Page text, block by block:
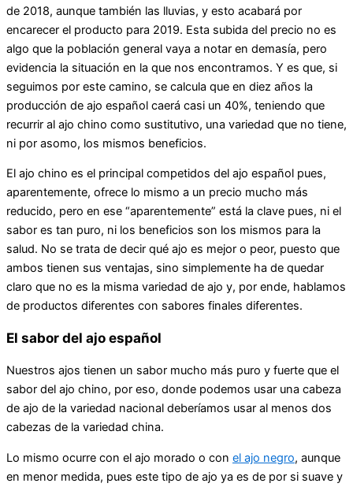
de 2018, aunque también las lluvias, y esto acabará por
encarecer el producto para 2019. Esta subida del precio no es
algo que la población general vaya a notar en demasía, pero
evidencia la situación en la que nos encontramos. Y es que, si
seguimos por este camino, se calcula que en diez años la
producción de ajo español caerá casi un 40%, teniendo que
recurrir al ajo chino como sustitutivo, una variedad que no tiene,
ni por asomo, los mismos beneficios.
El ajo chino es el principal competidos del ajo español pues,
aparentemente, ofrece lo mismo a un precio mucho más
reducido, pero en ese “aparentemente” está la clave pues, ni el
sabor es tan puro, ni los beneficios son los mismos para la
salud. No se trata de decir qué ajo es mejor o peor, puesto que
ambos tienen sus ventajas, sino simplemente ha de quedar
claro que no es la misma variedad de ajo y, por ende, hablamos
de productos diferentes con sabores finales diferentes.
El sabor del ajo español
Nuestros ajos tienen un sabor mucho más puro y fuerte que el
sabor del ajo chino, por eso, donde podemos usar una cabeza
de ajo de la variedad nacional deberíamos usar al menos dos
cabezas de la variedad china.
Lo mismo ocurre con el ajo morado o con el ajo negro, aunque
en menor medida, pues este tipo de ajo ya es de por si suave y